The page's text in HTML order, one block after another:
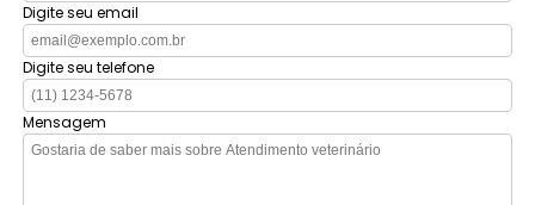
Digite seu email
Digite seu telefone
Mensagem